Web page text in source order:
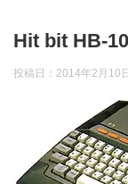
Hit bit HB-
投稿日： 2014年2月10日